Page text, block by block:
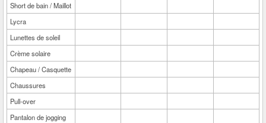
Short de bain / Maillot
Lycra
Lunettes de soleil
Crème solaire
Chapeau / Casquette
Chaussures
Pull-over
Pantalon de jogging